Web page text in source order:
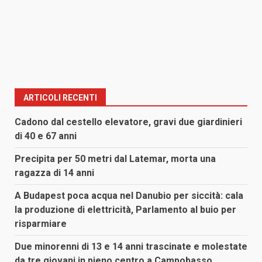
ARTICOLI RECENTI
Cadono dal cestello elevatore, gravi due giardinieri
di 40 e 67 anni
Precipita per 50 metri dal Latemar, morta una
ragazza di 14 anni
A Budapest poca acqua nel Danubio per siccità: cala
la produzione di elettricità, Parlamento al buio per
risparmiare
Due minorenni di 13 e 14 anni trascinate e molestate